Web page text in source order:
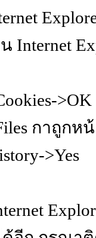
>OK
กาถูกหน้
>Yes